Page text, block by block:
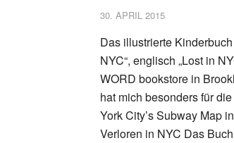
30. APRIL 2015
Das illustrierte
NYC“, englisch „Lost in
WORD bookstore in
hat mich besonders für
York City’s Subway Map
Verloren in NYC Das Buch